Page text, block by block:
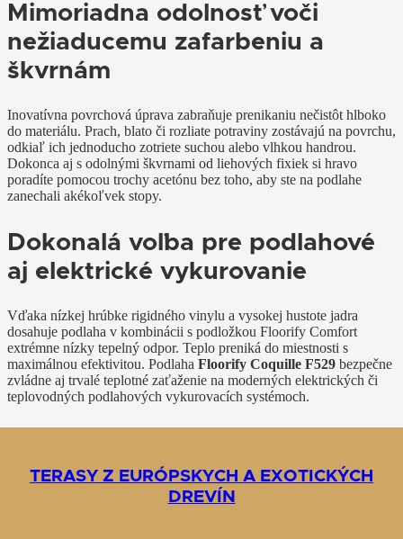
Mimoriadna odolnosť voči
nežiaducemu zafarbeniu a
škvrnám
Inovatívna povrchová úprava zabraňuje prenikaniu nečistôt hlboko
do materiálu. Prach, blato či rozliate potraviny zostávajú na povrchu,
odkiaľ ich jednoducho zotriete suchou alebo vlhkou handrou.
Dokonca aj s odolnými škvrnami od liehových fixiek si hravo
poradíte pomocou trochy acetónu bez toho, aby ste na podlahe
zanechali akékoľvek stopy.
Dokonalá voľba pre podlahové
aj elektrické vykurovanie
Vďaka nízkej hrúbke rigidného vinylu a vysokej hustote jadra
dosahuje podlaha v kombinácii s podložkou Floorify Comfort
extrémne nízky tepelný odpor. Teplo preniká do miestnosti s
maximálnou efektivitou. Podlaha Floorify Coquille F529 bezpečne
zvládne aj trvalé teplotné zaťaženie na moderných elektrických či
teplovodných podlahových vykurovacích systémoch.
kompromisov
RENOVÁCIA DREVENÝCH PARKIET
DVERE
TELOCVIČNE
LAMINÁTOVÉ PODLAHY
DREVENÉ PARKETY
TERASY Z KOMPOZITNÝCH DOSIEK
TERASY Z EURÓPSKYCH A EXOTICKÝCH
DREVÍN